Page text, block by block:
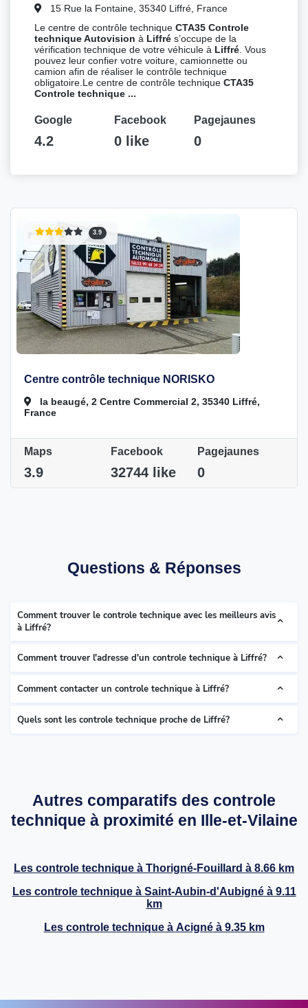
15 Rue la Fontaine, 35340 Liffré, France
Le centre de contrôle techniqueCTA35 Controle
technique Autovision à Liffré s’occupe de la
vérification technique de votre véhicule à Liffré. Vous
pouvez leur confier votre voiture, camionnette ou
camion afin de réaliser le contrôle technique
obligatoire.Le centre de contrôle techniqueCTA35
Controle technique ...
Google
4.2
Facebook
0 like
Pagejaunes
0
3.9
Centre contrôle technique NORISKO
la beaugé, 2 Centre Commercial 2, 35340 Liffré,
France
Maps
3.9
Facebook
32744 like
Pagejaunes
0
Questions & Réponses
Comment trouver le controle technique avec les meilleurs avis
à Liffré?
Comment trouver l'adresse d'un controle technique à Liffré?
Comment contacter un controle technique à Liffré?
Quels sont les controle technique proche de Liffré?
Autres comparatifs des controle
technique à proximité en Ille-et-Vilaine
Les controle technique à Thorigné-Fouillard à 8.66 km
Les controle technique à Saint-Aubin-d'Aubignéà 9.11
km
Les controle technique à Acignéà 9.35 km